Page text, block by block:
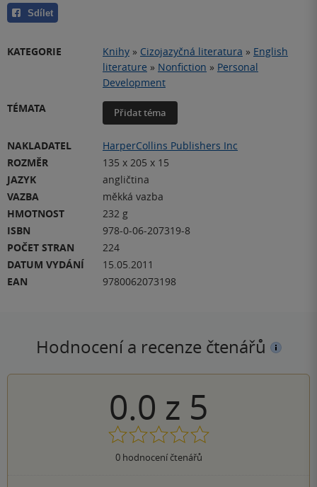
Sdílet
KATEGORIE Knihy » Cizojazyčná literatura » English
literature » Nonfiction » Personal
Development
TÉMATA
Přidat téma
NAKLADATEL
HarperCollins Publishers Inc
ROZMĚR
135 x 205 x 15
JAZYK
angličtina
VAZBA
měkká vazba
HMOTNOST
232 g
ISBN
978-0-06-207319-8
POČET STRAN
224
DATUM VYDÁNÍ
15.05.2011
EAN
9780062073198
Hodnocení a recenze čtenářů
0.0 z 5
0hodnocení čtenářů